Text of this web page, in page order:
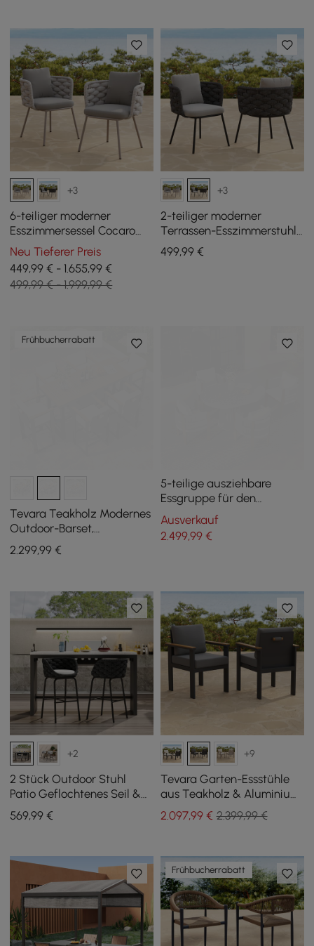
+3
6-teiliger moderner
Esszimmersessel Cocaro
aus Aluminium und Seilen,
für den Außenbereich, für
die Terrasse, Grau
Neu Tieferer Preis
449,99 € - 1.655,99 €
499,99 € - 1.999,99 €
+3
2-teiliger moderner
Terrassen-Esszimmerstuhl
Cocaro aus Aluminium und
Seilen aus der Mitte des
499,99€
Frühbucherrabatt
Tevara Teakholz Modernes
Outdoor-Barset,
dunkelgrauer Rahmen &
warmweißes Kissen
2.299,99 €
5-teilige ausziehbare
Essgruppe für den
Außenbereich und runder
Esstisch mit 4 gewebten
Sesseln
Ausverkauf
2.499,99€
+2
2 Stück Outdoor Stuhl
Patio Geflochtenes Seil &
Aluminium 97 cm
Barhocker-Set Cocaro mit
569,99 €
+9
Tevara Garten-Essstühle
aus Teakholz & Aluminium
in Grau, 8 Stück
2.097,99€ 2.399,99 €
Frühbucherrabatt